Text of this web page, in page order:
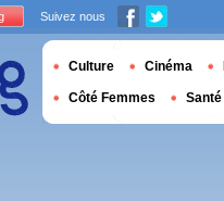
Suivez nous
Culture Cinéma
Côté Femmes Santé